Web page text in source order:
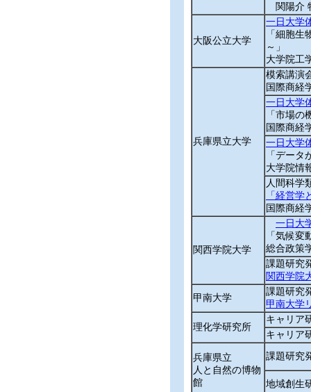
関陽
大阪公立大学
一日大学
「細胞
～」
大学院工
兵庫県立大学
模索講演
国際商経
一日大学
「市場の
国際商経
一日大学
「データ
大学院情
人間科学
「経営
国際商経
関西学院大学
一日大
「気候
総合政策
課題研究
関西学院
甲南大学
課題研究
甲南大学
理化学研究所
キャリ
キャリア
兵庫県立
人と自然の博物
館
課題研
地域創生